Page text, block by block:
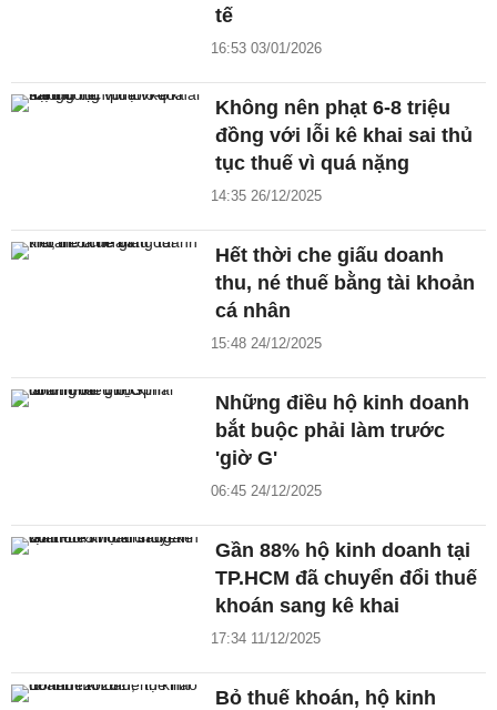
tế
16:53 03/01/2026
Không nên phạt 6-8 triệu
đồng với lỗi kê khai sai thủ
tục thuế vì quá nặng
14:35 26/12/2025
Hết thời che giấu doanh
thu, né thuế bằng tài khoản
cá nhân
15:48 24/12/2025
Những điều hộ kinh doanh
bắt buộc phải làm trước
'giờ G'
06:45 24/12/2025
Gần 88% hộ kinh doanh tại
TP.HCM đã chuyển đổi thuế
khoán sang kê khai
17:34 11/12/2025
Bỏ thuế khoán, hộ kinh